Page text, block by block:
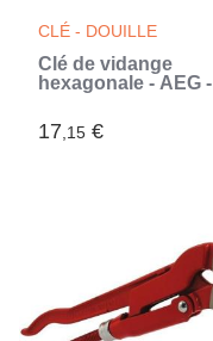
CLÉ - DOUILLE
Clé de vidange
hexagonale - AEG -
12mm - poignée
ergonomique
17,15 €